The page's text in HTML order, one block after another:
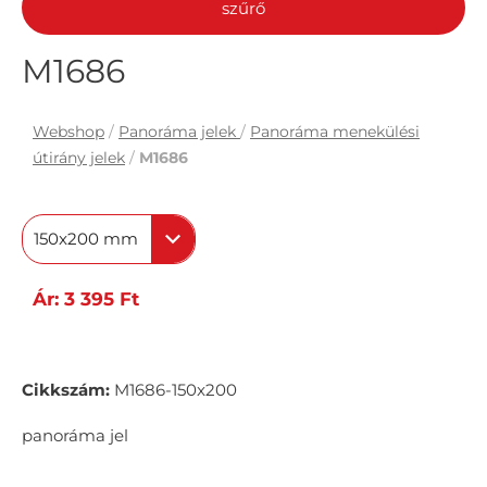
szűrő
M1686
Webshop / Panoráma jelek / Panoráma menekülési
útirány jelek / M1686
150x200 mm
Ár: 3 395 Ft
Cikkszám: M1686-150x200
panoráma jel